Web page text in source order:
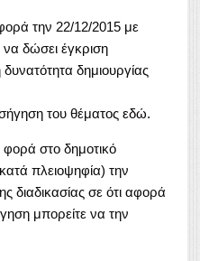
την 22/12/2015 με
δώσει έγκριση
δημιουργίας
του θέματος εδώ.
φορά στο δημοτικό
πλειοψηφία) την
διαδικασίας σε ότι αφορά
μπορείτε να την